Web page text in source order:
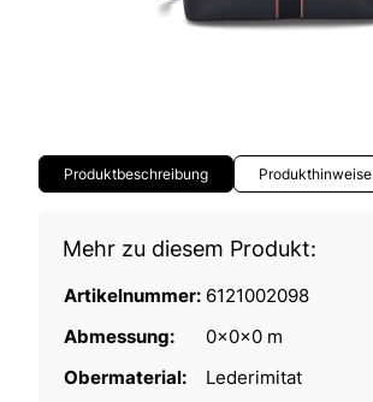
Produktbeschreibung Produkthinweise
Mehr zu diesem Produkt:
Artikelnummer: 6121002098
Abmessung:
0x0x0 m
Obermaterial:
Lederimitat